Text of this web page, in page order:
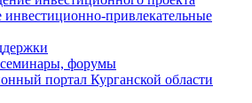
привлекательные
форумы
портал Курганской области